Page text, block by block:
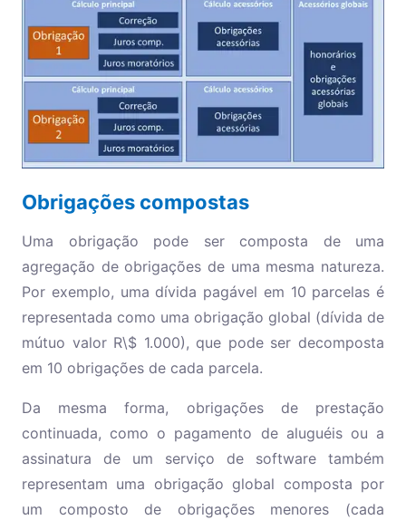
Obrigações compostas
Uma obrigação pode ser composta de uma
agregação de obrigações de uma mesma natureza.
Por exemplo, uma dívida pagável em 10 parcelas é
representada como uma obrigação global (dívida de
mútuo valor R\$ 1.000), que pode ser decomposta
em 10 obrigações de cada parcela.
Da mesma forma, obrigações de prestação
continuada, como o pagamento de aluguéis ou a
assinatura de um serviço de software também
representam uma obrigação global composta por
um composto de obrigações menores (cada